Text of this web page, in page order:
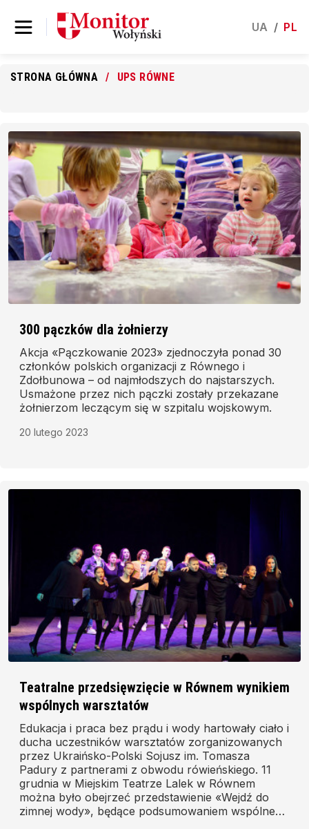
UA / PL
STRONA GŁÓWNA UPS RÓWNE
300 pączków dla żołnierzy
Akcja «Pączkowanie 2023» zjednoczyła ponad 30
członków polskich organizacji z Równego i
Zdołbunowa – od najmłodszych do najstarszych.
Usmażone przez nich pączki zostały przekazane
żołnierzom leczącym się w szpitalu wojskowym.
20 lutego 2023
Teatralne przedsięwzięcie w Równem wynikiem
wspólnych warsztatów
Edukacja i praca bez prądu i wody hartowały ciało i
ducha uczestników warsztatów zorganizowanych
przez Ukraińsko-Polski Sojusz im. Tomasza
Padury z partnerami z obwodu rówieńskiego. 11
grudnia w Miejskim Teatrze Lalek w Równem
można było obejrzeć przedstawienie «Wejdź do
zimnej wody», będące podsumowaniem wspólnego